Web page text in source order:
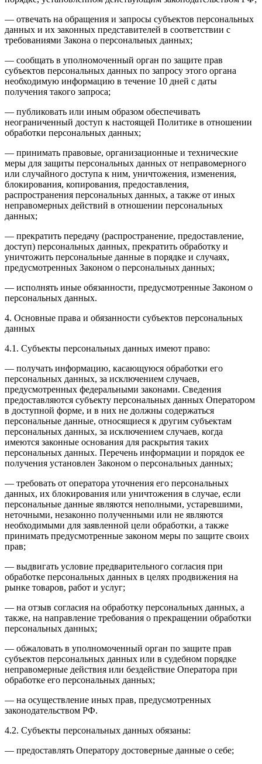
— отвечать на обращения и запросы субъектов персональных
данных и их законных представителей в соответствии с
требованиями Закона о персональных данных;
— сообщать в уполномоченный орган по защите прав
субъектов персональных данных по запросу этого органа
необходимую информацию в течение 10 дней с даты
получения такого запроса;
— публиковать или иным образом обеспечивать
неограниченный доступ к настоящей Политике в отношении
обработки персональных данных;
— принимать правовые, организационные и технические
меры для защиты персональных данных от неправомерного
или случайного доступа к ним, уничтожения, изменения,
блокирования, копирования, предоставления,
распространения персональных данных, а также от иных
неправомерных действий в отношении персональных
данных;
— прекратить передачу (распространение, предоставление,
доступ) персональных данных, прекратить обработку и
уничтожить персональные данные в порядке и случаях,
предусмотренных Законом о персональных данных;
— исполнять иные обязанности, предусмотренные Законом о
персональных данных.
4. Основные права и обязанности субъектов персональных
данных
4.1. Субъекты персональных данных имеют право:
— получать информацию, касающуюся обработки его
персональных данных, за исключением случаев,
предусмотренных федеральными законами. Сведения
предоставляются субъекту персональных данных Оператором
в доступной форме, и в них не должны содержаться
персональные данные, относящиеся к другим субъектам
персональных данных, за исключением случаев, когда
имеются законные основания для раскрытия таких
персональных данных. Перечень информации и порядок ее
получения установлен Законом о персональных данных;
— требовать от оператора уточнения его персональных
данных, их блокирования или уничтожения в случае, если
персональные данные являются неполными, устаревшими,
неточными, незаконно полученными или не являются
необходимыми для заявленной цели обработки, а также
принимать предусмотренные законом меры по защите своих
прав;
— выдвигать условие предварительного согласия при
обработке персональных данных в целях продвижения на
рынке товаров, работ и услуг;
— на отзыв согласия на обработку персональных данных, а
также, на направление требования о прекращении обработки
персональных данных;
— обжаловать в уполномоченный орган по защите прав
субъектов персональных данных или в судебном порядке
неправомерные действия или бездействие Оператора при
обработке его персональных данных;
— на осуществление иных прав, предусмотренных
законодательством РФ.
4.2. Субъекты персональных данных обязаны:
— предоставлять Оператору достоверные данные о себе;